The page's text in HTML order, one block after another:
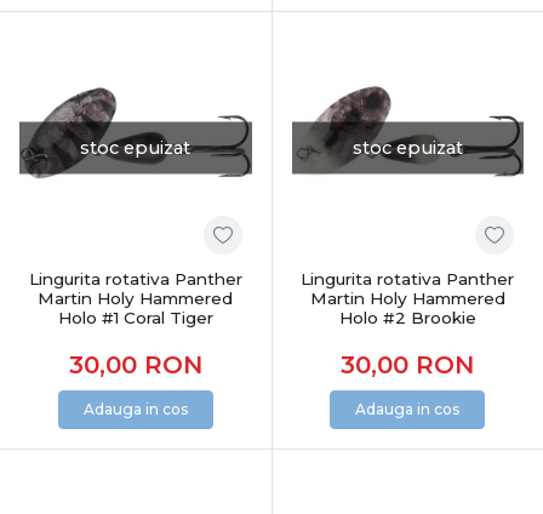
stoc epuizat
Lingurita rotativa Panther
Martin Holy Hammered
Holo #1 Coral Tiger
30,00 RON
Adauga in cos
stoc epuizat
Lingurita rotativa Panther
Martin Holy Hammered
Holo #2 Brookie
30,00 RON
Adauga in cos